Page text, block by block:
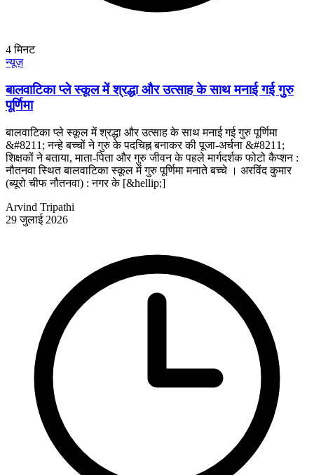
4मिनट
न्यूज़
बालवाटिका प्ले स्कूल में श्रद्धा और उत्साह के साथ मनाई गई गुरु
पूर्णिमा
बालवाटिका प्ले स्कूल में श्रद्धा और उत्साह के साथ मनाई गई गुरु पूर्णिमा
&#8211; नन्हे बच्चों ने गुरु के पदचिह्न बनाकर की पूजा-अर्चना &#8211;
शिक्षकों ने बताया, माता-पिता और गुरु जीवन के पहले मार्गदर्शक फोटो कैप्शन :
नौतनवा स्थित बालवाटिका स्कूल में गुरु पूर्णिमा मनाते बच्चे । अरविंद कुमार
(ब्यूरो चीफ नौतनवा) : नगर के [&hellip;]
Arvind Tripathi
29 जुलाई 2026